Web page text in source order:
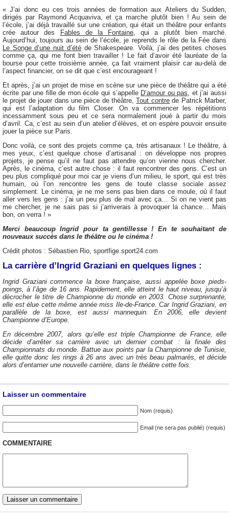
« J’ai donc eu ces trois années de formation aux Ateliers du Sudden,
dirigés par Raymond Acquaviva, et ça marche plutôt bien ! Au sein de
l’école, j’ai déjà travaillé sur une création, qui était un théâtre pour enfants
crée autour des
Fables de la Fontaine, qui a plutôt bien marché.
Aujourd’hui, toujours au sein de l’école, je reprends le rôle de la Fée dans
Le Songe d’une nuit d’étéde Shakespeare. Voilà, j’ai des petites choses
comme ça, qui me font bien travailler ! Le fait d’avoir été lauréate de la
bourse pour cette troisième année, ça fait vraiment plaisir car au-delà de
l’aspect financier, on se dit que c’est encourageant !
Et après, j’ai un projet de mise en scène sur une pièce de théâtre qui a été
écrite par une fille de mon école qui s’appelle D’amour ou pas, et j’ai aussi
le projet de jouer dans une pièce de théâtre,Tout contrede Patrick Marber,
qui est l’adaptation du film Closer. On va commencer les répétitions
incessamment sous peu et ce sera normalement joué à partir du mois
d’avril. Ca, c’est au sein d’un atelier d’élèves, et on espère pouvoir ensuite
jouer la pièce sur Paris.
Donc voilà, ce sont des projets comme ça, très artisanaux ! Le théâtre, à
mes yeux, c’est quelque chose d’artisanal : on développe nos propres
projets, je pense qu’il ne faut pas attendre qu’on vienne nous chercher.
Après, le cinéma, c’est autre chose : il faut rencontrer des gens. C’est un
peu plus compliqué pour moi car je viens d’un milieu, le sport, qui est très
humain, où l’on rencontre les gens de toute classe sociale assez
simplement. Le cinéma, je ne me sens pas bien dans ce moule, où il faut
aller vers les gens : j’ai un peu plus de mal avec ça… Si on ne vient pas
me chercher, je ne sais pas si j’arriverais à provoquer la chance… Mais
bon, on verra ! »
Merci beaucoup Ingrid pour ta gentillesse ! En te souhaitant de
nouveaux succès dans le théâtre ou le cinéma !
Crédit photos : Sébastien Rio, sportfige.sport24.com
La carrière d’Ingrid Graziani en quelques lignes :
Ingrid Graziani commence la boxe française, aussi appelée boxe pieds-
poings, à l’âge de 16 ans. Rapidement, elle atteint le haut niveau, jusqu’à
décrocher le titre de Championne du monde en 2003. Chose surprenante,
elle est élue cette même année miss Ile-de-France. Car Ingrid Graziani, en
parallèle de la boxe, est aussi mannequin. En 2006, elle devient
Championne d’Europe.
En décembre 2007, alors qu’elle est triple Championne de France, elle
décide d’arrêter sa carrière avec un dernier combat : la finale des
Championnats du monde. Battue aux points par la Championne de Tunisie,
elle quitte donc les rings à 26 ans avec un très beau palmarès, et décide
alors d’entamer une nouvelle carrière, dans le théâtre cette fois.
Laisser un commentaire
Nom (requis)
Email (ne sera pas publié) (requis)
COMMENTAIRE